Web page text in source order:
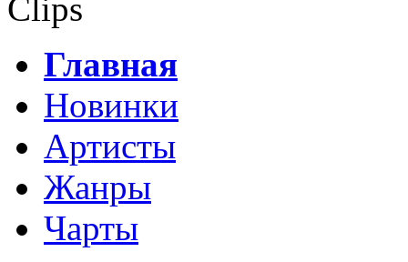
Clips
Главная
Новинки
Артисты
Жанры
Чарты